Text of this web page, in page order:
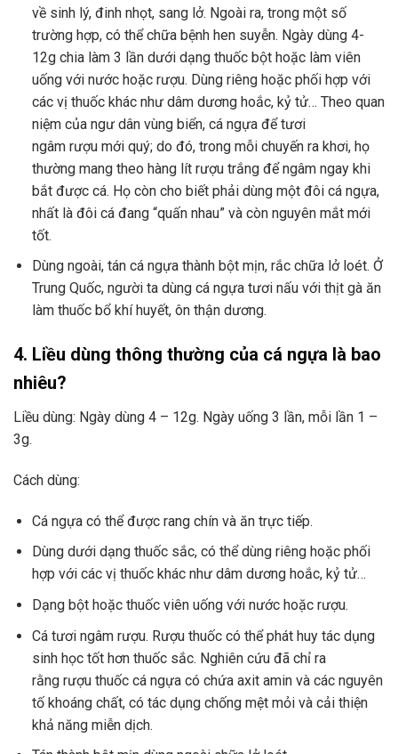
về sinh lý, đinh nhọt, sang lở. Ngoài ra, trong một số
trường hợp, có thể chữa bệnh hen suyễn. Ngày dùng 4-
12g chia làm 3 lần dưới dạng thuốc bột hoặc làm viên
uống với nước hoặc rượu. Dùng riêng hoặc phối hợp với
các vị thuốc khác như dâm dương hoắc, kỷ tử… Theo quan
niệm của ngư dân vùng biển, cá ngựa để tươi
ngâm rượu mới quý; do đó, trong mỗi chuyến ra khơi, họ
thường mang theo hàng lít rượu trắng để ngâm ngay khi
bắt được cá. Họ còn cho biết phải dùng một đôi cá ngựa,
nhất là đôi cá đang “quấn nhau” và còn nguyên mắt mới
tốt.
Dùng ngoài, tán cá ngựa thành bột mịn, rắc chữa lở loét. Ở
Trung Quốc, người ta dùng cá ngựa tươi nấu với thịt gà ăn
làm thuốc bổ khí huyết, ôn thận dương.
4. Liều dùng thông thường của cá ngựa là bao
nhiêu?
Liều dùng: Ngày dùng 4 – 12g. Ngày uống 3 lần, mỗi lần 1 –
3g.
Cách dùng:
Cá ngựa có thể được rang chín và ăn trực tiếp.
Dùng dưới dạng thuốc sắc, có thể dùng riêng hoặc phối
hợp với các vị thuốc khác như dâm dương hoắc, kỷ tử…
Dạng bột hoặc thuốc viên uống với nước hoặc rượu.
Cá tươi ngâm rượu. Rượu thuốc có thể phát huy tác dụng
sinh học tốt hơn thuốc sắc. Nghiên cứu đã chỉ ra
rằng rượu thuốc cá ngựa có chứa axit amin và các nguyên
tố khoáng chất, có tác dụng chống mệt mỏi và cải thiện
khả năng miễn dịch.